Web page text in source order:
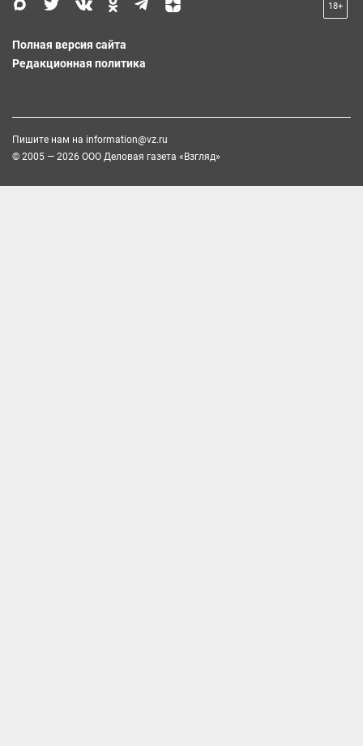
18+
Полная версия сайта
Редакционная политика
Пишите нам на information@vz.ru
© 2005 — 2026 ООО Деловая газета «Взгляд»